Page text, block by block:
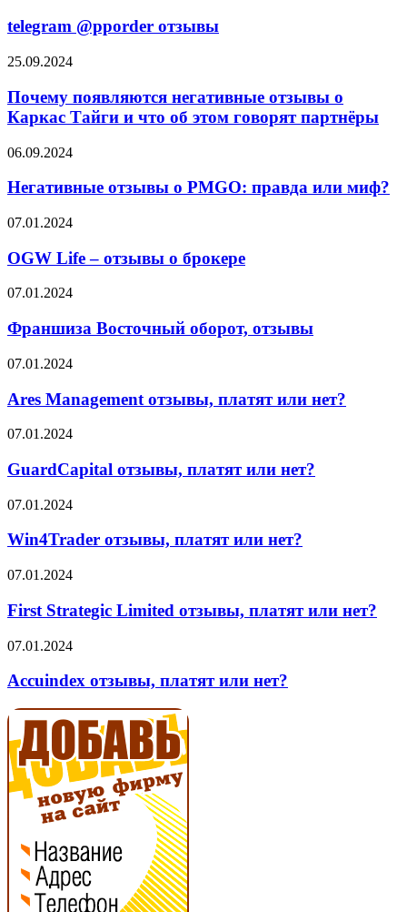
отзывы
telegram @pporder отзывы
Почему
негативные
отзывы
о
Тайги
что
этом
партнёры
25.09.2024
Почему появляются негативные отзывы о
Каркас Тайги и что об этом говорят партнёры
Негативные
о
правда
миф?
06.09.2024
Негативные отзывы о PMGO: правда или миф?
OGW
–
отзывы
о
07.01.2024
OGW Life – отзывы о брокере
Франшиза
оборот,
отзывы
07.01.2024
Франшиза Восточный оборот, отзывы
Ares
отзывы,
платят
или
07.01.2024
Ares Management отзывы, платят или нет?
GuardCapital
платят
или
нет?
07.01.2024
GuardCapital отзывы, платят или нет?
Win4Trader
платят
нет?
07.01.2024
Win4Trader отзывы, платят или нет?
First
Limited
отзывы,
платят
или
нет?
07.01.2024
First Strategic Limited отзывы, платят или нет?
Accuindex
платят
нет?
07.01.2024
Accuindex отзывы, платят или нет?